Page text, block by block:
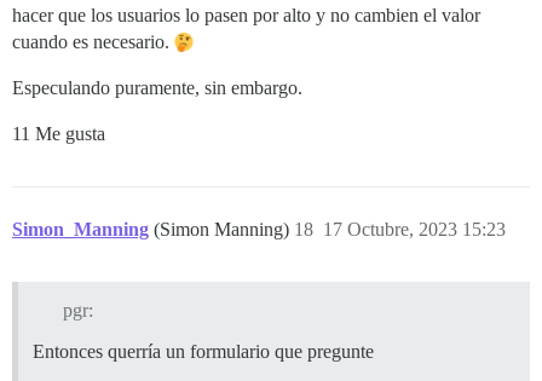
hacer que los usuarios lo pasen por alto y no cambien el valor
cuando es necesario.
Especulando puramente, sin embargo.
11 Me gusta
Simon_Manning (Simon Manning) 17 Octubre, 2023 15:23
18
pgr:
Entonces querría un formulario que pregunte